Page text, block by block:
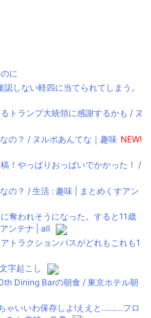
に
しない軽四に当てられてしまう。
トランプ大統領に感謝するかも / ヌ
の？ / ヌルポあんてな｜趣味 NEW!
！やっぱりおっぱいでかかった！ /
の？ / 生活 : 趣味 | まとめくすアン
奪われそうになった。すると11歳
ンテナ | all
トラクションパスがどれもこれも1
字起こし
Dining Barの朝食 / 東京ホテル朝
ゃいいわ保存しよ!ええと………フロ